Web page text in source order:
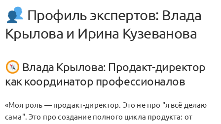
Профиль экспертов: Влада
Крылова и Ирина Кузеванова
Влада Крылова: Продакт-директор
как координатор профессионалов
«Моя роль — продакт-директор. Это не про "я всё делаю
сама". Это про создание полного цикла продукта: от